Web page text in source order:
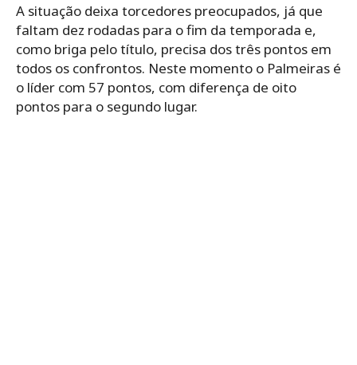
A situação deixa torcedores preocupados, já que
faltam dez rodadas para o fim da temporada e,
como briga pelo título, precisa dos três pontos em
todos os confrontos. Neste momento o Palmeiras é
o líder com 57 pontos, com diferença de oito
pontos para o segundo lugar.